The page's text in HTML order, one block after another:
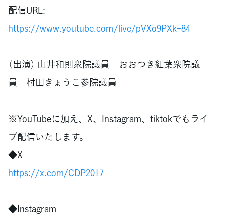
配信URL:
https://www.youtube.com/live/pVXo9PXk-84
（出演） 山井和則衆院議員 おおつき紅葉衆院議
員 村田きょうこ参院議員
※YouTubeに加え、X、Instagram、tiktokでもライ
ブ配信いたします。
◆X
https://x.com/CDP2017
◆Instagram